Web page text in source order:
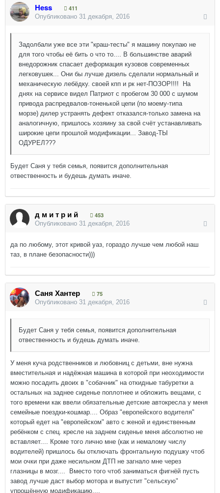
Hess
411
Опубликовано 31 декабря, 2016
Задолбали уже все эти "краш-тесты" я машину покупаю не
для того чтобы её бить о что то.... В большинстве аварий
внедорожник спасает деформация кузовов современных
легковушек... Они бы лучше дизель сделали нормальный и
механическую лебёдку. своей кпп и рк нет-ПОЗОР!!!! На
днях на сервисе видел Патриот с пробегом 30 000 с шумом
привода распредвалов-тоненькой цепи (по моему-типа
морзе) дилер устранять дефект отказался-только замена на
аналогичную, пришлось хозяину за свой счёт устанавливать
широкие цепи прошлой модификации... Завод-ТЫ
ОДУРЕЛ???
Будет Саня у тебя семья, появится дополнительная
отвественность и будешь думать иначе.
д м и т р и й
453
Опубликовано 31 декабря, 2016
да по любому, этот кривой уаз, гораздо лучше чем любой наш
таз, в плане безопасности)))
Саня Хантер
75
Опубликовано 31 декабря, 2016
Будет Саня у тебя семья, появится дополнительная
отвественность и будешь думать иначе.
У меня куча родственников и любовниц с детьми, вне нужна
вместительная и надёжная машина в которой при неоходимости
можно посадить двоих в "собачник" на откидные табуретки а
остальных на заднее сиденье поплотнее и обложить вещами, с
того времени как ввели обязательные детские автокресла у меня
семейные поездки-кошмар.... Образ "европейского водителя"
который едет на "европейском" авто с женой и единственным
ребёнком с спец. кресле на заднем сиденье меня абсолютно не
вставляет.... Кроме того лично мне (как и немалому числу
водителей) пришлось бы отключать фронтальную подушку чтоб
мои очки при даже несильном ДТП не загнало мне через
глазницы в мозг.... Вместо того чтоб заниматься фигнёй пусть
завод лучше даст выбор мотора и выпустит "сельскую"
упрощённую модификацию....